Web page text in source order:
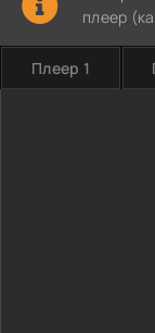
плеер
Плеер 1